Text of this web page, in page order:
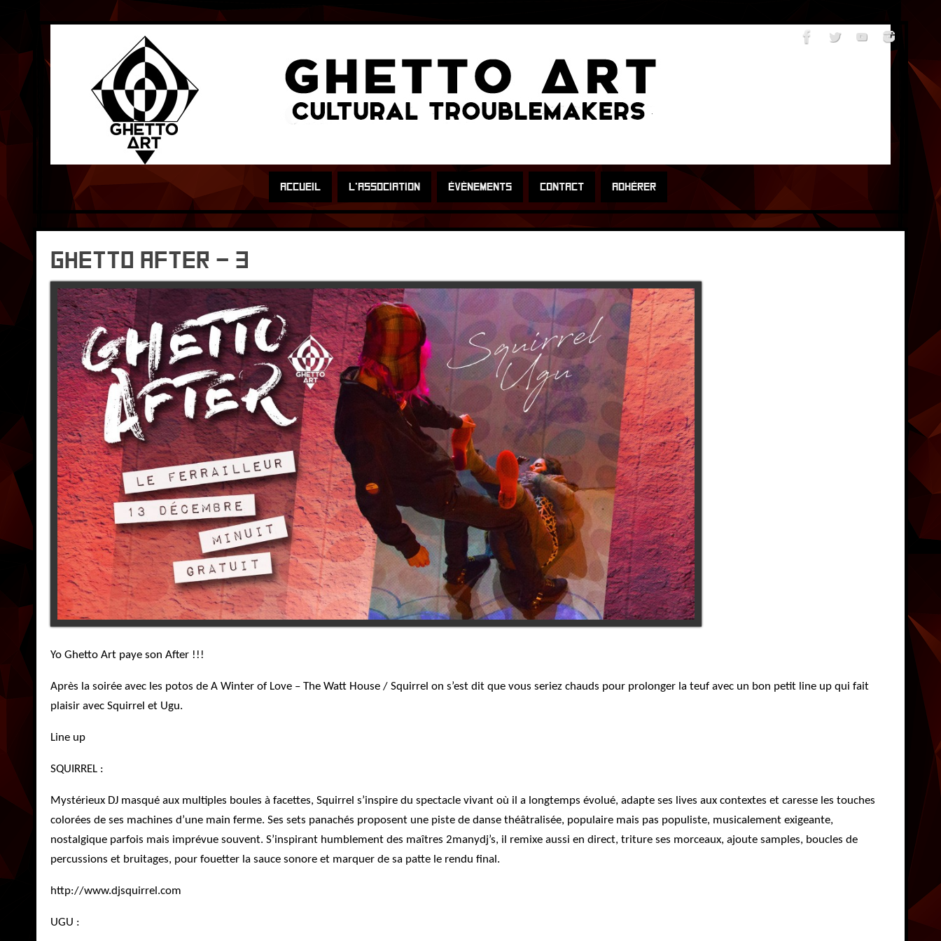
ACCUEIL L’ASSOCIATION ÉVÈNEMENTS CONTACT ADHÉRER
Ghetto After – 3
Yo Ghetto Art paye son After !!!
Après la soirée avec les potos de A Winter of Love – The Watt House / Squirrel on s’est dit que vous seriez chauds pour prolonger la teuf avec un bon petit line up qui fait
plaisir avec Squirrel et Ugu.
Line up
SQUIRREL :
Mystérieux DJ masqué aux multiples boules à facettes, Squirrel s’inspire du spectacle vivant où il a longtemps évolué, adapte ses lives aux contextes et caresse les touches
colorées de ses machines d’une main ferme. Ses sets panachés proposent une piste de danse théâtralisée, populaire mais pas populiste, musicalement exigeante,
nostalgique parfois mais imprévue souvent. S’inspirant humblement des maîtres 2manydj’s, il remixe aussi en direct, triture ses morceaux, ajoute samples, boucles de
percussions et bruitages, pour fouetter la sauce sonore et marquer de sa patte le rendu final.
http://www.djsquirrel.com
UGU :